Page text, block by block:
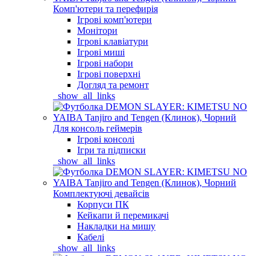
Комп'ютери та перефирія
Ігрові комп'ютери
Монітори
Ігрові клавіатури
Ігрові миші
Ігрові набори
Ігрові поверхні
Догляд та ремонт
_show_all_links
Для консоль геймерів
Ігрові консолі
Ігри та підписки
_show_all_links
Комплектуючі девайсів
Корпуси ПК
Кейкапи й перемикачі
Накладки на мишу
Кабелі
_show_all_links